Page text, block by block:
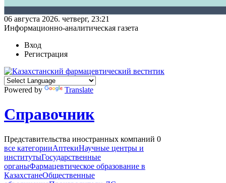
06 августа 2026. четверг, 23:21
Информационно-аналитическая газета
Вход
Регистрация
Powered by Translate
Справочник
Представительства иностранных компаний 0
все категорииАптекиНаучные центры и
институтыГосударственные
органыФармацевтическое образование в
КазахстанеОбщественные